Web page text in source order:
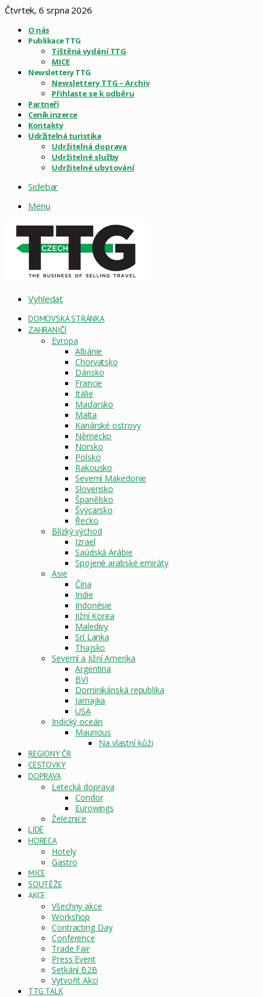
Čtvrtek, 6 srpna 2026
O nás
Publikace TTG
Tištěná vydání TTG
MICE
Newslettery TTG
Newslettery TTG – Archiv
Přihlaste se k odběru
Partneři
Ceník inzerce
Kontakty
Udržitelná turistika
Udržitelná doprava
Udržitelné služby
Udržitelné ubytování
Sidebar
Menu
Vyhledat
DOMOVSKÁ STRÁNKA
ZAHRANIČÍ
Evropa
Albánie
Chorvatsko
Dánsko
Francie
Itálie
Maďarsko
Malta
Kanárské ostrovy
Německo
Norsko
Polsko
Rakousko
Severní Makedonie
Slovensko
Španělsko
Švýcarsko
Řecko
Blízký východ
Izrael
Saúdská Arábie
Spojené arabské emiráty
Asie
Čína
Indie
Indonésie
Jižní Korea
Maledivy
Srí Lanka
Thajsko
Severní a Jižní Amerika
Argentina
BVI
Dominikánská republika
Jamajka
USA
Indický oceán
Mauricius
Na vlastní kůži
REGIONY ČR
CESTOVKY
DOPRAVA
Letecká doprava
Condor
Eurowings
Železnice
LIDÉ
HORECA
Hotely
Gastro
MICE
SOUTĚŽE
AKCE
Všechny akce
Workshop
Contracting Day
Conference
Trade Fair
Press Event
Setkání B2B
Vytvořit Akci
TTG TALK